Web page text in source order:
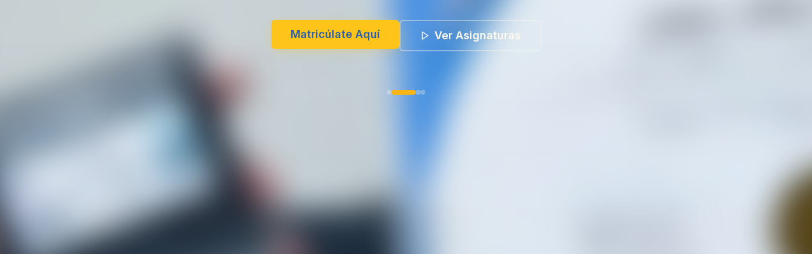
Matricúlate Aquí Ver Asignaturas